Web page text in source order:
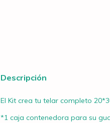
Descripción
El Kit crea tu telar completo
*1 caja contenedora para su